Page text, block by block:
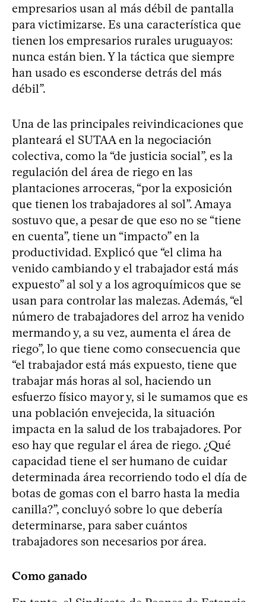
empresarios usan al más débil de pantalla
para victimizarse. Es una característica que
tienen los empresarios rurales uruguayos:
nunca están bien. Y la táctica que siempre
han usado es esconderse detrás del más
débil”.
Una de las principales reivindicaciones que
planteará el SUTAA en la negociación
colectiva, como la “de justicia social”, es la
regulación del área de riego en las
plantaciones arroceras, “por la exposición
que tienen los trabajadores al sol”. Amaya
sostuvo que, a pesar de que eso no se “tiene
en cuenta”, tiene un “impacto” en la
productividad. Explicó que “el clima ha
venido cambiando y el trabajador está más
expuesto” al sol y a los agroquímicos que se
usan para controlar las malezas. Además, “el
número de trabajadores del arroz ha venido
mermando y, a su vez, aumenta el área de
riego”, lo que tiene como consecuencia que
“el trabajador está más expuesto, tiene que
trabajar más horas al sol, haciendo un
esfuerzo físico mayor y, si le sumamos que es
una población envejecida, la situación
impacta en la salud de los trabajadores. Por
eso hay que regular el área de riego. ¿Qué
capacidad tiene el ser humano de cuidar
determinada área recorriendo todo el día de
botas de gomas con el barro hasta la media
canilla?”, concluyó sobre lo que debería
determinarse, para saber cuántos
trabajadores son necesarios por área.
Como ganado